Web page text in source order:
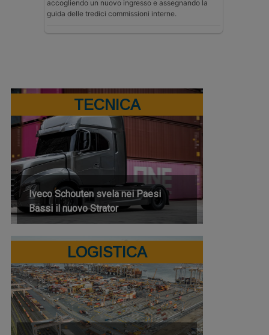
accogliendo un nuovo ingresso e assegnando la
guida delle tredici commissioni interne.
TECNICA
Iveco Schouten svela nei Paesi
Bassi il nuovo Strator
LOGISTICA